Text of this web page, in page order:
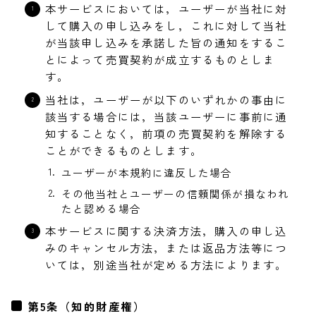
本サービスにおいては，ユーザーが当社に対
して購入の申し込みをし，これに対して当社
が当該申し込みを承諾した旨の通知をするこ
とによって売買契約が成立するものとしま
す。
当社は，ユーザーが以下のいずれかの事由に
該当する場合には，当該ユーザーに事前に通
知することなく，前項の売買契約を解除する
ことができるものとします。
ユーザーが本規約に違反した場合
その他当社とユーザーの信頼関係が損なわれ
たと認める場合
本サービスに関する決済方法，購入の申し込
みのキャンセル方法，または返品方法等につ
いては，別途当社が定める方法によります。
第5条（知的財産権）